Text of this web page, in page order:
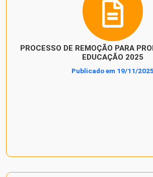
PROCESSO DE REMOÇÃO PARA
EDUCAÇÃO 2025
Publicado em 19/11/2025